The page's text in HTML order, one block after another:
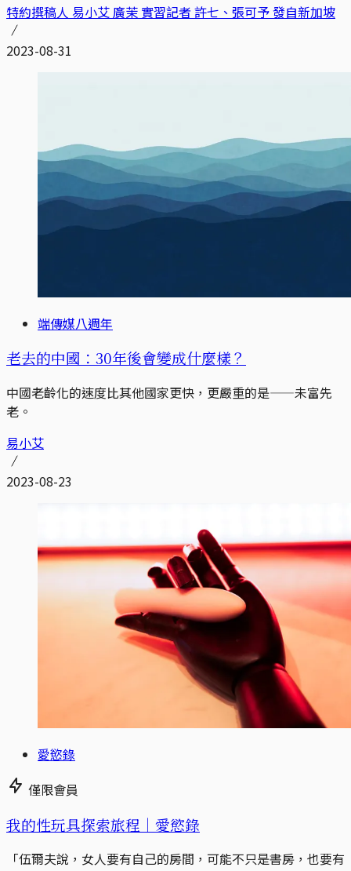
特約撰稿人 易小艾 廣茉 實習記者 許七、張可予 發自新加坡
2023-08-31
端傳媒八週年
老去的中國：30年後會變成什麼樣？
中國老齡化的速度比其他國家更快，更嚴重的是——未富先
老。
易小艾
2023-08-23
愛慾錄
僅限會員
我的性玩具探索旅程｜愛慾錄
「伍爾夫說，女人要有自己的房間，可能不只是書房，也要有